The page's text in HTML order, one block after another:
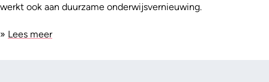
werkt ook aan duurzame onderwijsvernieuwing.
» Lees meer